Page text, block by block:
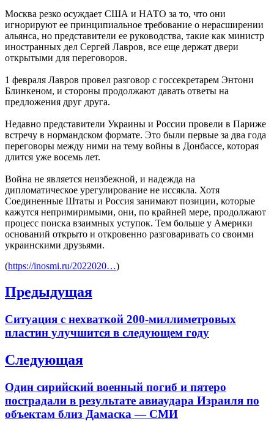
Москва резко осуждает США и НАТО за то, что они
игнорируют ее принципиальное требование о нерасширении
альянса, но представители ее руководства, такие как министр
иностранных дел Сергей Лавров, все еще держат двери
открытыми для переговоров.
1 февраля Лавров провел разговор с госсекретарем Энтони
Блинкеном, и стороны продолжают давать ответы на
предложения друг друга.
Недавно представители Украины и России провели в Париже
встречу в нормандском формате. Это были первые за два года
переговоры между ними на тему войны в Донбассе, которая
длится уже восемь лет.
Война не является неизбежной, и надежда на
дипломатическое урегулирование не иссякла. Хотя
Соединенные Штаты и Россия занимают позиции, которые
кажутся непримиримыми, они, по крайней мере, продолжают
процесс поиска взаимных уступок. Тем больше у Америки
оснований открыто и откровенно разговаривать со своими
украинскими друзьями.
(https://inosmi.ru/2022020…)
Навигация
записям
Предыдущая
Previous
Ситуация с нехваткой 200-миллиметровых
пластин улучшится в следующем году
Следующая
Next
post:
Один сирийский военный погиб и пятеро
пострадали в результате авиаудара Израиля по
объектам близ Дамаска — СМИ